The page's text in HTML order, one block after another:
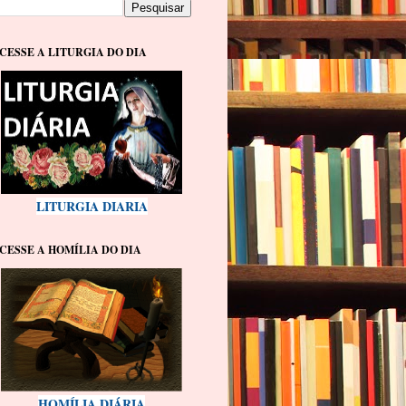
A LITURGIA DO DIA
LITURGIA DIARIA
A HOMÍLIA DO DIA